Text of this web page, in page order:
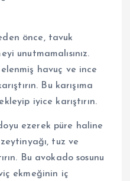
önce, tavuk
unutmamalısınız.
havuç ve ince
Bu karışıma
iyice karıştırın.
ezerek püre haline
tuz ve
Bu avokado sosunu
ekmeğinin iç